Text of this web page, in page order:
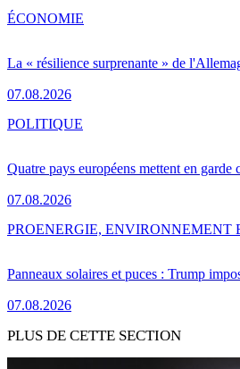
La « résilience surprenante » de
07.08.2026
ÉCONOMIE
Quatre pays européens mettent en
07.08.2026
POLITIQUE
Panneaux solaires et puces : Trump
07.08.2026
PROENERGIE, ENVIRONNEMENT
PLUS DE CETTE SECTION